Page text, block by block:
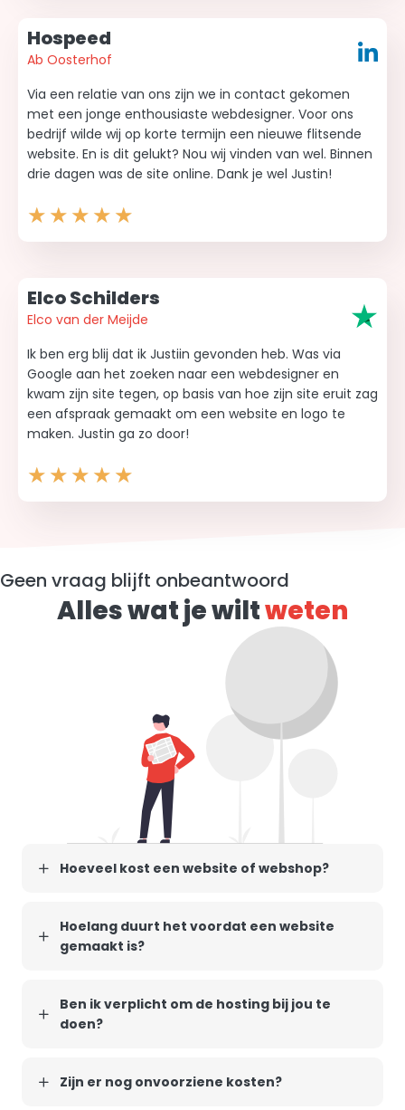
Hospeed
Ab Oosterhof
Via een relatie van ons zijn we in contact gekomen
met een jonge enthousiaste webdesigner. Voor ons
bedrijf wilde wij op korte termijn een nieuwe flitsende
website. En is dit gelukt? Nou wij vinden van wel. Binnen
drie dagen was de site online. Dank je wel Justin!
★★★★★
Elco Schilders
Elco van der Meijde
Ik ben erg blij dat ik Justiin gevonden heb. Was via
Google aan het zoeken naar een webdesigner en
kwam zijn site tegen, op basis van hoe zijn site eruit zag
een afspraak gemaakt om een website en logo te
maken. Justin ga zo door!
★★★★★
Geen vraag blijft onbeantwoord
Alles wat je wiltweten
Hoeveel kost een website of webshop?
Hoelang duurt het voordat een website
gemaakt is?
Ben ik verplicht om de hosting bij jou te
doen?
Zijn er nog onvoorziene kosten?